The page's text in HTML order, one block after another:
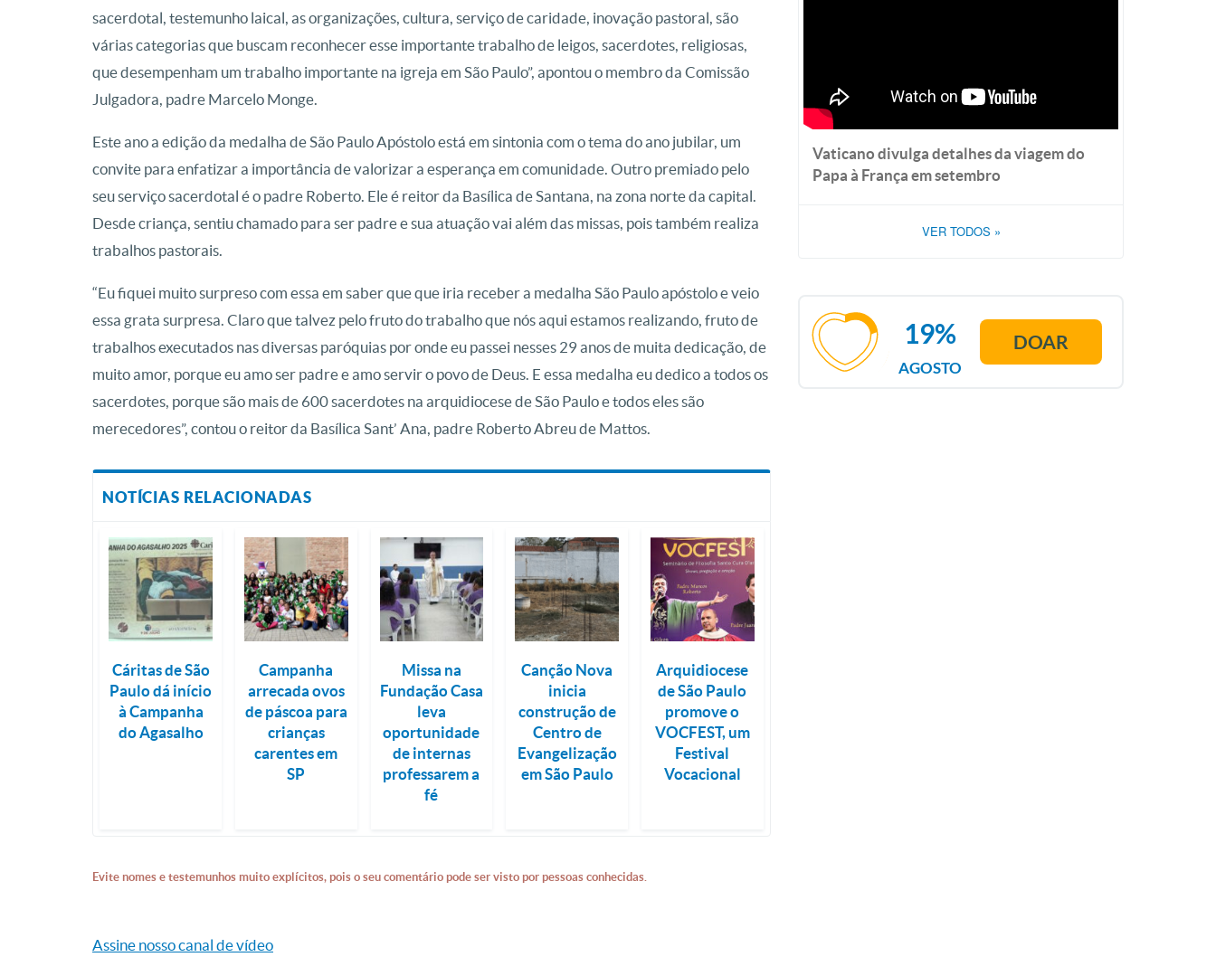
sacerdotal, testemunho laical, as organizações, cultura, serviço de caridade, inovação pastoral, são
várias categorias que buscam reconhecer esse importante trabalho de leigos, sacerdotes, religiosas,
que desempenham um trabalho importante na igreja em São Paulo”, apontou o membro da Comissão
Julgadora, padre Marcelo Monge.
Este ano a edição da medalha de São Paulo Apóstolo está em sintonia com o tema do ano jubilar, um
convite para enfatizar a importância de valorizar a esperança em comunidade. Outro premiado pelo
seu serviço sacerdotal é o padre Roberto. Ele é reitor da Basílica de Santana, na zona norte da capital.
Desde criança, sentiu chamado para ser padre e sua atuação vai além das missas, pois também realiza
trabalhos pastorais.
“Eu fiquei muito surpreso com essa em saber que que iria receber a medalha São Paulo apóstolo e veio
essa grata surpresa. Claro que talvez pelo fruto do trabalho que nós aqui estamos realizando, fruto de
trabalhos executados nas diversas paróquias por onde eu passei nesses 29 anos de muita dedicação, de
muito amor, porque eu amo ser padre e amo servir o povo de Deus. E essa medalha eu dedico a todos os
sacerdotes, porque são mais de 600 sacerdotes na arquidiocese de São Paulo e todos eles são
merecedores”, contou o reitor da Basílica Sant’ Ana, padre Roberto Abreu de Mattos.
NOTÍCIAS RELACIONADAS
Cáritas de São
Paulo dá início
à Campanha
do Agasalho
Campanha
arrecada ovos
de páscoa para
crianças
carentes em
SP
Missa na
Fundação Casa
leva
oportunidade
de internas
professarem a
fé
Canção Nova
inicia
construção de
Centro de
Evangelização
em São Paulo
Arquidiocese
de São Paulo
promove o
VOCFEST, um
Festival
Vocacional
Evite nomes e testemunhos muito explícitos, pois o seu comentário pode ser visto por pessoas conhecidas.
Assine nosso canal de vídeo
Vaticano divulga detalhes da viagem do
Papa à França em setembro
VER TODOS »
AGOSTO
19% DOAR